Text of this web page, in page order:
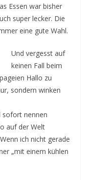
Essen war bisher
super lecker. Die
eine gute Wahl.
Und vergesst auf
keinen Fall beim
Hallo zu
sondern winken
sofort nennen
auf der Welt
ich nicht gerade
„mit einem kühlen